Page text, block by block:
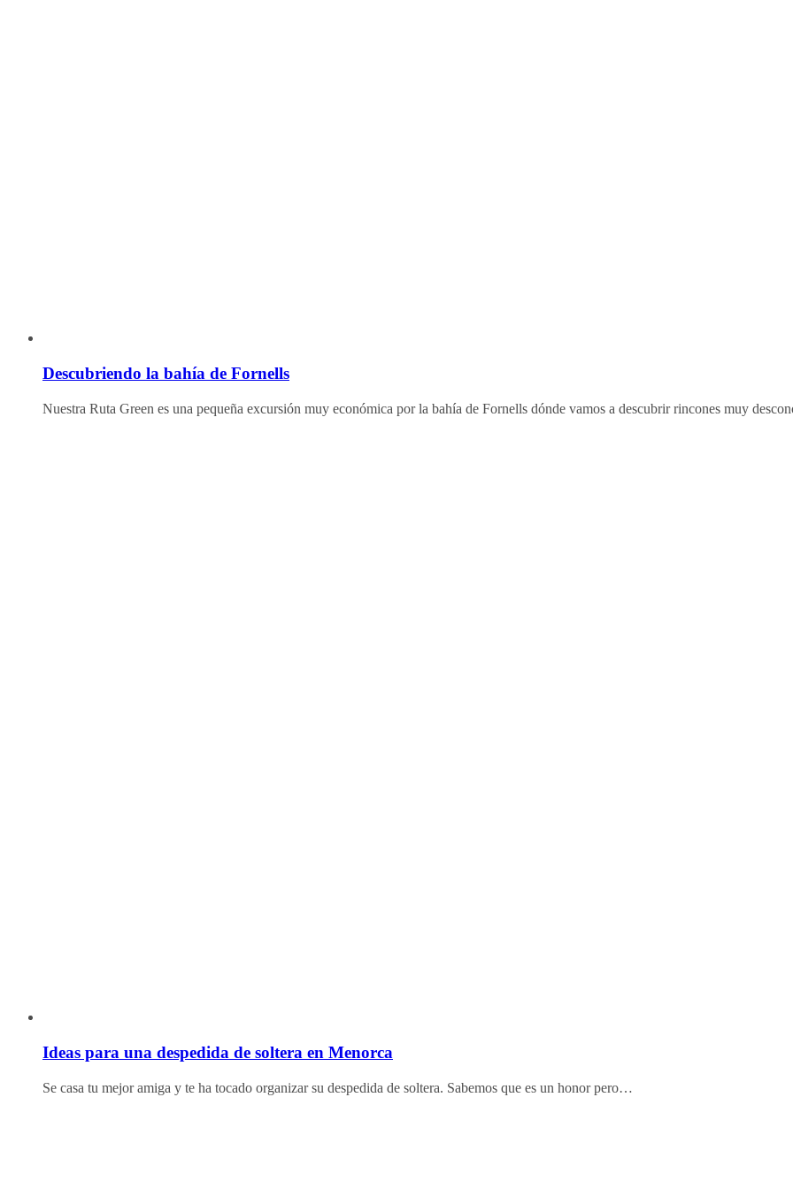
Descubriendo la bahía de Fornells
Nuestra Ruta Green es una pequeña excursión muy económica por la bahía de Fornells dónde vamos a descubrir rincones muy
Ideas para una despedida de soltera en Menorca
Se casa tu mejor amiga y te ha tocado organizar su despedida de soltera. Sabemos que es un honor pero…